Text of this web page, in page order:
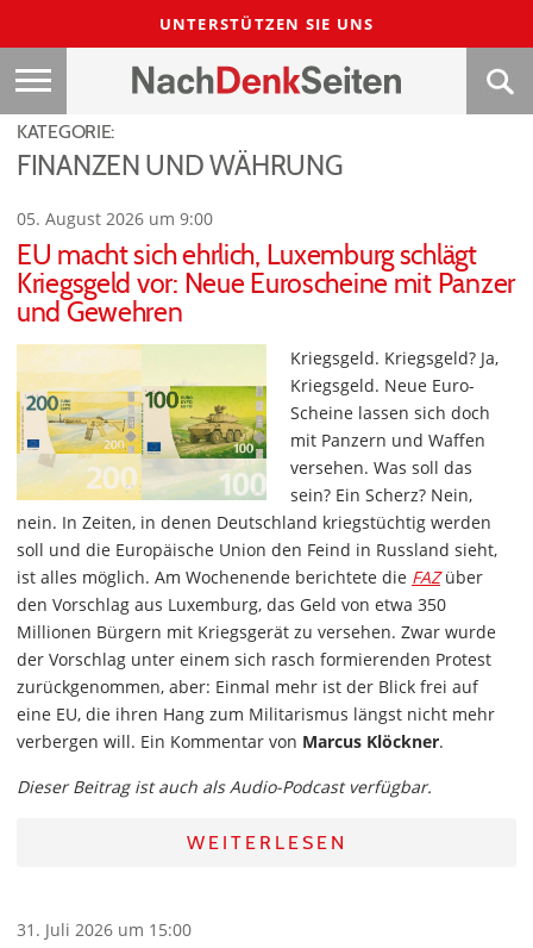
UNTERSTÜTZEN SIE UNS
KATEGORIE:
FINANZEN UND WÄHRUNG
05. August 2026 um 9:00
EU macht sich ehrlich, Luxemburg schlägt
Kriegsgeld vor: Neue Euroscheine mit Panzer
und Gewehren
Kriegsgeld. Kriegsgeld? Ja,
Kriegsgeld. Neue Euro-
Scheine lassen sich doch
mit Panzern und Waffen
versehen. Was soll das
sein? Ein Scherz? Nein,
nein. In Zeiten, in denen Deutschland kriegstüchtig werden
soll und die Europäische Union den Feind in Russland sieht,
ist alles möglich. Am Wochenende berichtete die FAZüber
den Vorschlag aus Luxemburg, das Geld von etwa 350
Millionen Bürgern mit Kriegsgerät zu versehen. Zwar wurde
der Vorschlag unter einem sich rasch formierenden Protest
zurückgenommen, aber: Einmal mehr ist der Blick frei auf
eine EU, die ihren Hang zum Militarismus längst nicht mehr
verbergen will. Ein Kommentar von Marcus Klöckner.
Dieser Beitrag ist auch als Audio-Podcast verfügbar.
WEITERLESEN
31. Juli 2026 um 15:00